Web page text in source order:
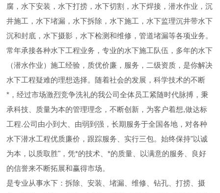
腐，水下安装，水下打捞，水下切割，水下焊接，潜水作业，沉
井施工，水下堵漏，水下拆除，水下施工，水下监理沉井带水下
沉和封底，水下摄影，水下检测和维修，管道堵漏等各项业务。
常年承接各种水下工程业务，专业的水下施工队伍，多年的水下
（潜水作业）施工经验，质优价廉，服务，二级资质，是你解决
水下工程疑难的理想选择。随着社会的发展，科学技术的不断
*，经过市场激烈竞争洗礼的我公司全体员工紧随时代脉搏，秉
承科技、质量为本的管理理念，不断创新，为客户着想,做达标
工程.公司由小到大、由弱到强，长期服务于全国各地，对各种
水下潜水工程优质廉价，跟踪服务、实行三包。始终保持"以诚
为本，以质取胜"，凭*的技术、*的质量、以满意的服务、良好
的信誉来不断拓展和赢得市场。
是专业从事水下：拆除、安装、堵漏、维修、钻孔、打捞、摄